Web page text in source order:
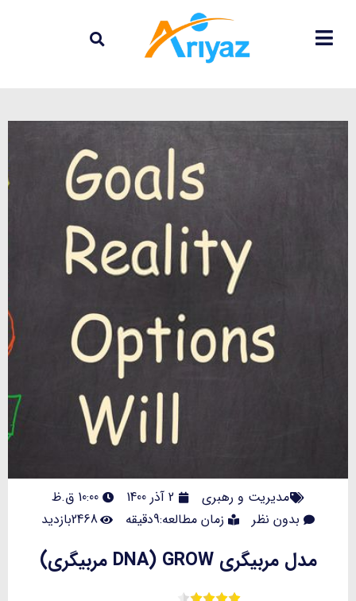
مدیریت و رهبری 2 آذر 1400
10:00 ق.ظ
بدون نظر
زمان مطالعه:9دقیقه 2468بازدید
مدل مربیگری GROW (DNA مربیگری)